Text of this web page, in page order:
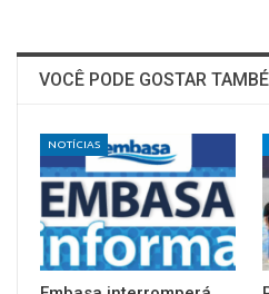
VOCÊ PODE GOSTAR
NOTÍCIAS